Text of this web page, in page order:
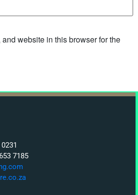
website in this browser for the
7185